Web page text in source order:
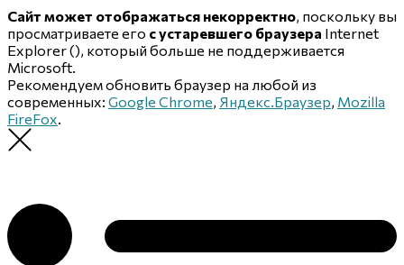
Сайт может отображаться некорректно, поскольку вы
просматриваете его с устаревшего браузера Internet
Explorer (), который больше не поддерживается
Microsoft.
Рекомендуем обновить браузер на любой из
современных: Google Chrome, Яндекс.Браузер, Mozilla
FireFox.